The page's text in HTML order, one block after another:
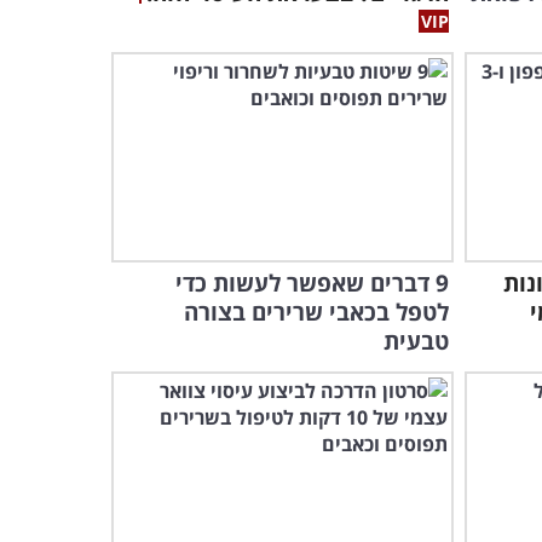
3:10
9 דברים שאפשר לעשות כדי
לטפל בכאבי שרירים בצורה
טבעית